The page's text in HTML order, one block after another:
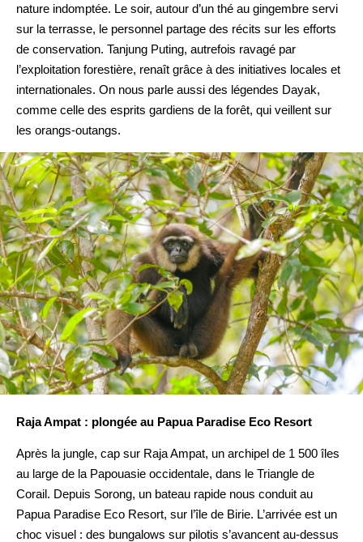
nature indomptée. Le soir, autour d’un thé au gingembre servi
sur la terrasse, le personnel partage des récits sur les efforts
de conservation. Tanjung Puting, autrefois ravagé par
l’exploitation forestière, renaît grâce à des initiatives locales et
internationales. On nous parle aussi des légendes Dayak,
comme celle des esprits gardiens de la forêt, qui veillent sur
les orangs-outangs.
Raja Ampat : plongée au Papua Paradise Eco Resort
Après la jungle, cap sur Raja Ampat, un archipel de 1 500 îles
au large de la Papouasie occidentale, dans le Triangle de
Corail. Depuis Sorong, un bateau rapide nous conduit au
Papua Paradise Eco Resort, sur l’île de Birie. L’arrivée est un
choc visuel : des bungalows sur pilotis s’avancent au-dessus